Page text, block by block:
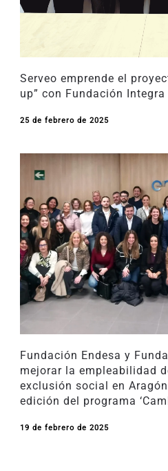
Serveo emprende el
up” con Fundación Integra
25 de febrero de 2025
Fundación Endesa y
mejorar la empleabilidad
exclusión social en
edición del programa
19 de febrero de 2025